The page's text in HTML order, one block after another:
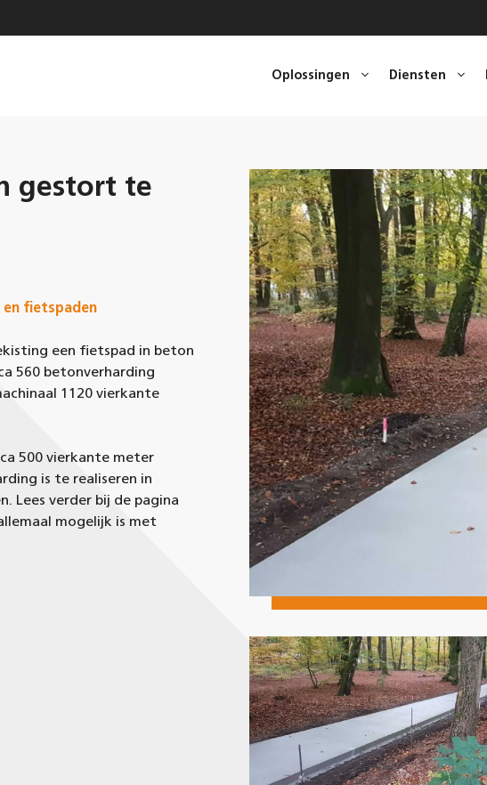
Oplossingen Diensten
gestort te
fietspaden
een fietspad in beton
560 betonverharding
1120 vierkante
500 vierkante meter
is te realiseren in
Lees verder bij de pagina
mogelijk is met